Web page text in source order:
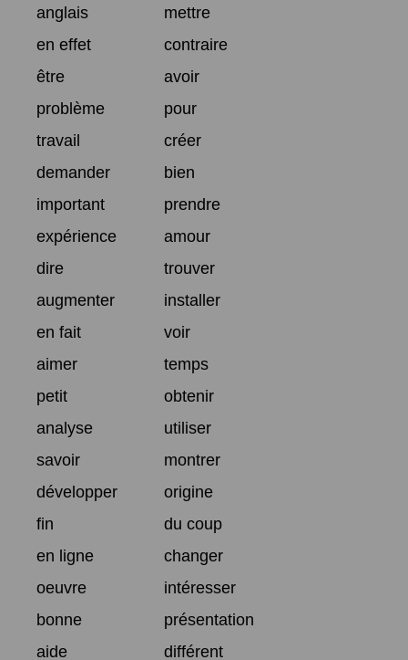
anglais
mettre
en effet
contraire
être
avoir
problème
pour
travail
créer
demander
bien
important
prendre
expérience
amour
dire
trouver
augmenter
installer
en fait
voir
aimer
temps
petit
obtenir
analyse
utiliser
savoir
montrer
développer
origine
fin
du coup
en ligne
changer
oeuvre
intéresser
bonne
présentation
aide
différent